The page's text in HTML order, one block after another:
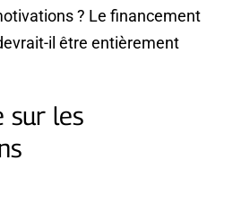
? Le financement
il être entièrement
sur les